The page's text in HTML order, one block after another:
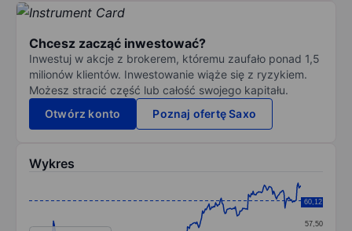
Chcesz zacząć inwestować?
Inwestuj w akcje z brokerem, któremu zaufało ponad 1,5
milionów klientów. Inwestowanie wiąże się z ryzykiem.
Możesz stracić część lub całość swojego kapitału.
Otwórz konto
Poznaj ofertę Saxo
Wykres
Line chart with 291 data points.
57,50
60,00
60,12